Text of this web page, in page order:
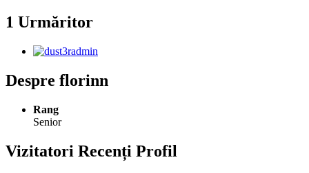
1 Urmăritor
Despre florinn
Rang
Senior
Vizitatori Recenți Profil